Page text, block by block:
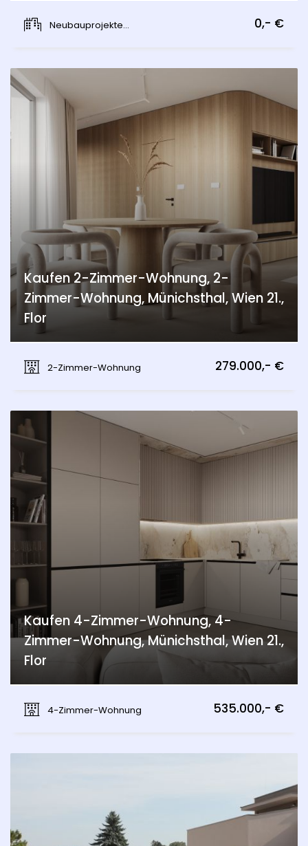
Neubauprojekte...
0,- €
Kaufen 2-Zimmer-Wohnung, 2-
Zimmer-Wohnung, Münichsthal, Wien 21.,
Flor
2-Zimmer-Wohnung
279.000,- €
Kaufen 4-Zimmer-Wohnung, 4-
Zimmer-Wohnung, Münichsthal, Wien 21.,
Flor
4-Zimmer-Wohnung
535.000,- €